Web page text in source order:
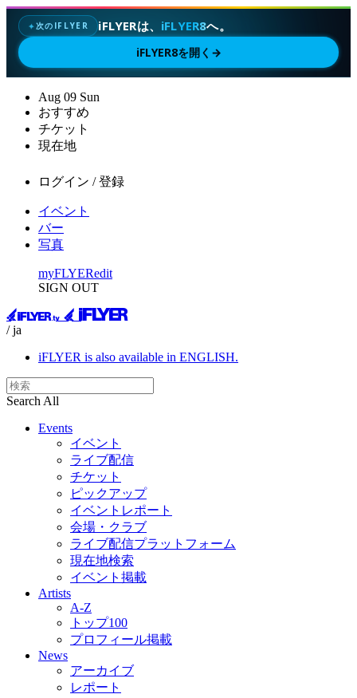
✦次のIFLYER iFLYERは、 iFLYER8へ。
iFLYER8を開く →
Aug 09 Sun
おすすめ
チケット
現在地
ログイン / 登録
イベント
バー
写真
myFLYERedit
SIGN OUT
/ ja
iFLYER is also available in ENGLISH.
Search All
Events
イベント
ライブ配信
チケット
ピックアップ
イベントレポート
会場・クラブ
ライブ配信プラットフォーム
現在地検索
イベント掲載
Artists
A-Z
トップ100
プロフィール掲載
News
アーカイブ
レポート